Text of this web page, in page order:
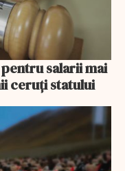
salarii mai
ceruți statului